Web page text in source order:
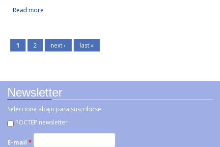
Read more
1 2 next › last »
Newsletter
Seleccione abajo para suscribirse
POCTEP newsletter
E-mail *